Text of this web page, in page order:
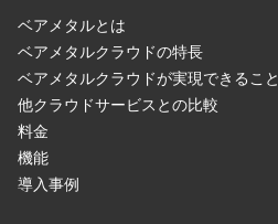
ベアメタルとは
ベアメタルクラウドの特長
ベアメタルクラウドが実現できること
他クラウドサービスとの比較
料金
機能
導入事例